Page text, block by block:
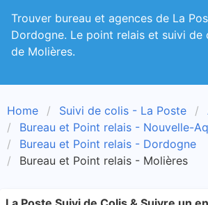
Trouver bureau et agences de La
Dordogne. Le point relais et suivi de
de Molières.
Home Suivi de colis - La Poste
Bureau et Point relais - Nouvelle-
Bureau et Point relais - Dordogne
Bureau et Point relais - Molières